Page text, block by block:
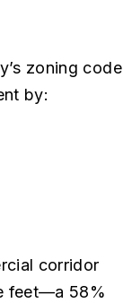
zoning code
by:
corridor
feet—a 58%